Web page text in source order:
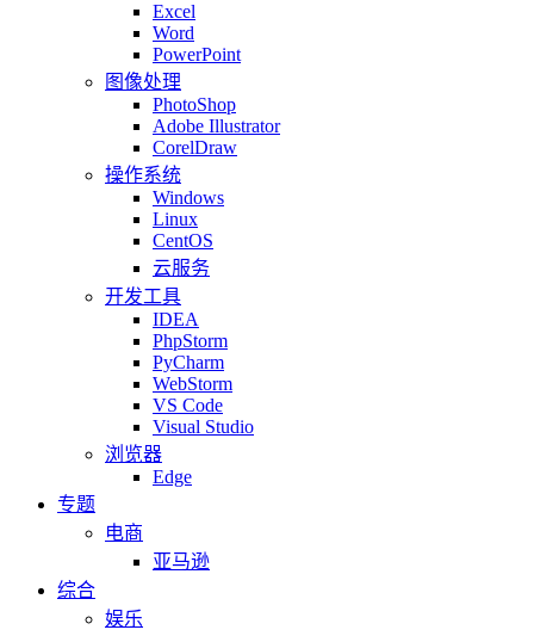
Excel
Word
PowerPoint
图像处理
PhotoShop
Adobe Illustrator
CorelDraw
操作系统
Windows
Linux
CentOS
云服务
开发工具
IDEA
PhpStorm
PyCharm
WebStorm
VS Code
Visual Studio
浏览器
Edge
专题
电商
亚马逊
综合
娱乐